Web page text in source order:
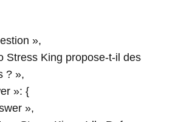
»,
Stress King propose-t-il des
? »,
»: {
»,